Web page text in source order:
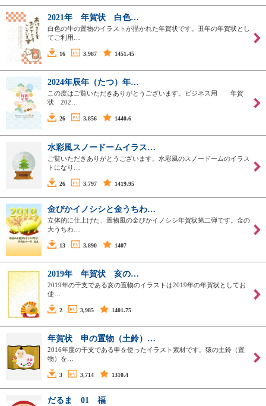
2021年 年賀状 白色…
白色の牛の置物のイラストが描かれた年賀状です。丑年の年賀状とし
てご利用…
16 3,987 1451.45
2024年辰年（たつ）年…
この度はご覧いただきありがとうございます。ビジネス用 年賀
状 202…
26 3,856 1440.6
水彩風スノードームイラス…
ご覧いただきありがとうございます。水彩風のスノードームのイラス
トになり…
26 3,797 1419.95
金ぴかイノシシと金うちわ…
立体的に仕上げた、置物風の金ぴかイノシシ年賀状第二弾です。金の
大うちわ…
13 3,890 1407
2019年 年賀状 亥の…
2019年の干支である亥の置物のイラストは2019年の年賀状としてお
使…
2 3,985 1401.75
年賀状 申の置物（土鈴）…
2016年度の干支である申を使ったイラスト素材です。猿の土鈴（置
物）を…
3 3,714 1310.4
だるま 01 福